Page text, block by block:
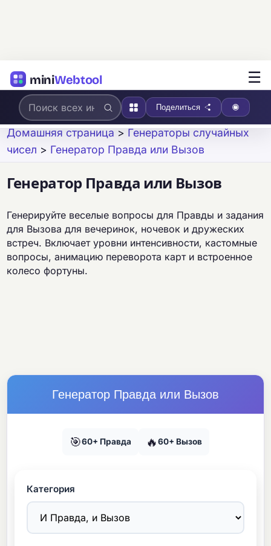
miniWebtool ☰
Поделиться
Домашняя страница > Генераторы случайных
чисел > Генератор Правда или Вызов
Генератор Правда или Вызов
Генерируйте веселые вопросы для Правды и задания
для Вызова для вечеринок, ночевок и дружеских
встреч. Включает уровни интенсивности, кастомные
вопросы, анимацию переворота карт и встроенное
колесо фортуны.
Генератор Правда или Вызов
🎯60+ Правда 🔥60+ Вызов
Категория